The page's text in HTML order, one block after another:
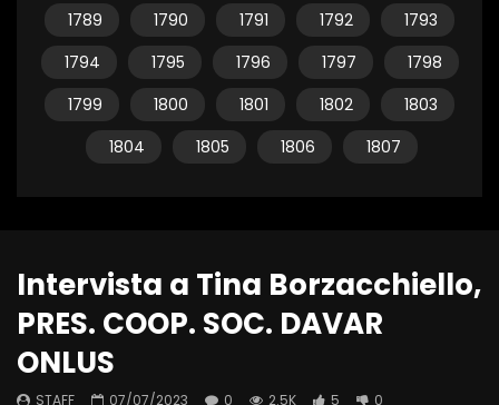
1789
1790 1791 1792
1793
1794
1795 1796 1797
1798
1799
1800 1801 1802
1803
1804
1805 1806 1807
Intervista a Tina Borzacchiello,
PRES. COOP. SOC. DAVAR
ONLUS
STAFF 07/07/2023 0 2.5K 5 0